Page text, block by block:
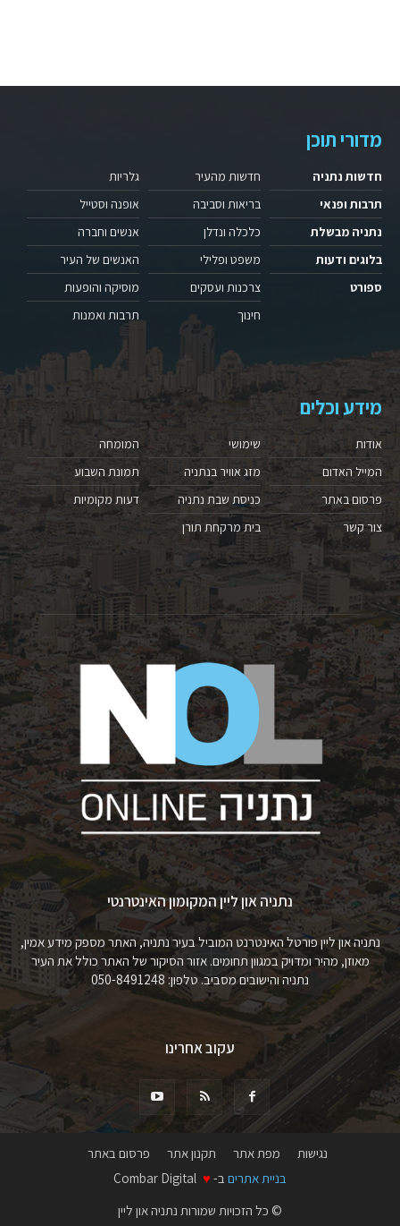
מדורי תוכן
חדשות נתניה
תרבות ופנאי
נתניה מבשלת
בלוגים ודעות
ספורט
חדשות מהעיר
בריאות וסביבה
כלכלה ונדלן
משפט ופלילי
צרכנות ועסקים
חינוך
גלריות
אופנה וסטייל
אנשים וחברה
האנשים של העיר
מוסיקה והופעות
תרבות ואמנות
מידע וכלים
אודות
המייל האדום
פרסום באתר
צור קשר
שימושי
מזג אוויר בנתניה
כניסת שבת נתניה
בית מרקחת תורן
המומחה
תמונת השבוע
דעות מקומיות
נתניה און ליין המקומון האינטרנטי
נתניה און ליין פורטל האינטרנט המוביל בעיר נתניה, האתר מספק מידע אמין,
מאוזן, מהיר ומדויק במגוון תחומים. אזור הסיקור של האתר כולל את העיר
נתניה והישובים מסביב. טלפון: 050-8491248
עקוב אחרינו
נגישות מפת אתר תקנון אתר
פרסום באתר
בניית אתרים ב- ♥
© כל הזכויות שמורות נתניה און ליין